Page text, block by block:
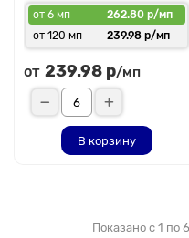
от 6 мп
262.80 р/мп
от 120 мп
239.98 р/мп
от 239.98 р/мп
В корзину
Показано с 1 по